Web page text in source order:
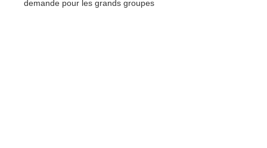
demande pour les grands groupes